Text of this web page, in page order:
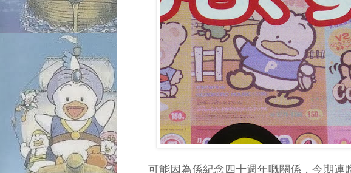
可能因為係紀念四十週年嘅關係，今期連